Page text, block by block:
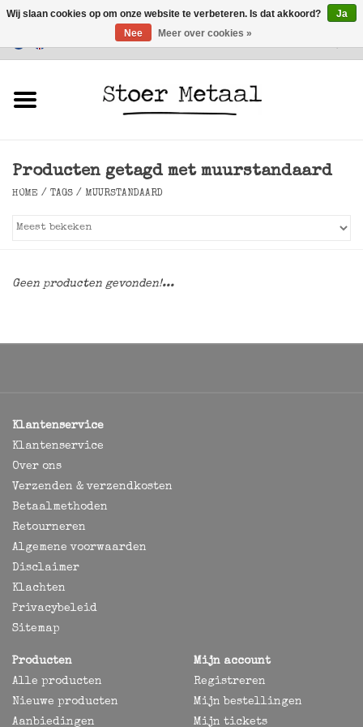
Klantenservice
Verlichting
Producten getagd met muurstandaard
HOME / TAGS / MUURSTANDAARD
Geen producten gevonden!...
Klantenservice
Klantenservice
Over ons
Verzenden & verzendkosten
Betaalmethoden
Retourneren
Algemene voorwaarden
Disclaimer
Klachten
Privacybeleid
Sitemap
Producten
Alle producten
Nieuwe producten
Aanbiedingen
Mijn account
Registreren
Mijn bestellingen
Mijn tickets
Wij slaan cookies op om onze website te verbeteren. Is dat akkoord?
Ja
Nee
Meer over cookies »